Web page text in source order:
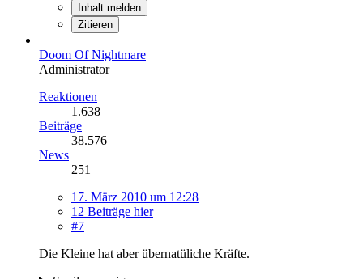
Inhalt melden
Zitieren
Doom Of Nightmare
Administrator
Reaktionen
1.638
Beiträge
38.576
News
251
17. März 2010 um 12:28
12 Beiträge hier
#7
Die Kleine hat aber übernatüliche Kräfte.